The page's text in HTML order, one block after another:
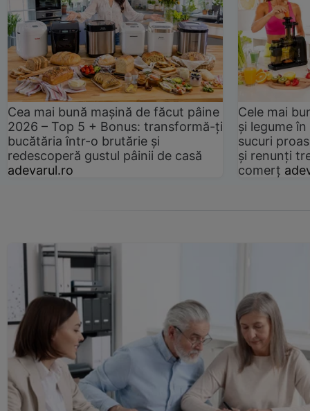
Cea mai bună mașină de făcut pâine
2026 – Top 5 + Bonus: transformă-ți
bucătăria într-o brutărie și
redescoperă gustul pâinii de casă
adevarul.ro
Cele mai
și legume
sucuri
și renunți
comerț